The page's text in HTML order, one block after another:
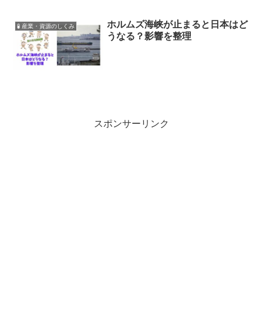
🧪 産業・資源のしくみ
ホルムズ海峡が止まると日本はど
うなる？影響を整理
スポンサーリンク